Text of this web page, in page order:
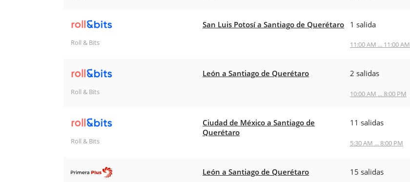
Roll & Bits
San Luis Potosí a Santiago de Querétaro 1 salida
11:00 AM ... 11:00 AM
Roll & Bits
León a Santiago de Querétaro 2 salidas
10:00 AM ... 8:00 PM
Roll & Bits
Ciudad de México a Santiago de
Querétaro
11 salidas
5:30 AM ... 8:00 PM
León a Santiago de Querétaro 15 salidas